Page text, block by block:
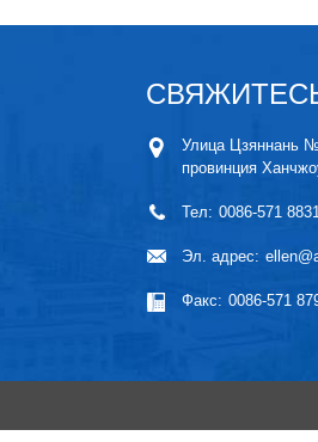
Улица Цзяннань
провинция
Тел: 0086-571
Эл. адрес:
Факс: 0086-571